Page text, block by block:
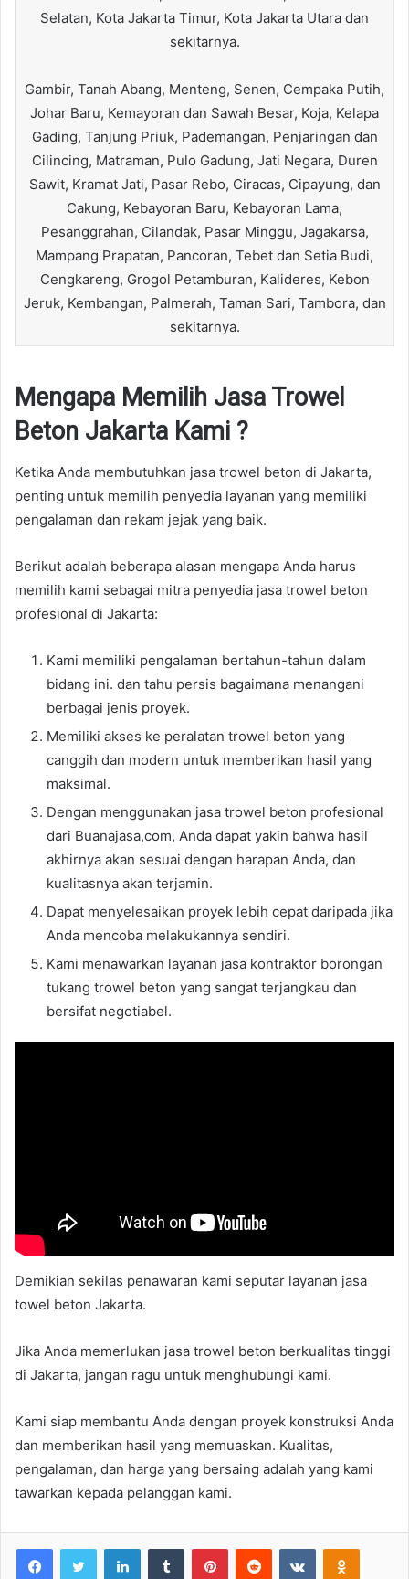
Selatan, Kota Jakarta Timur, Kota Jakarta Utara dan
sekitarnya.
Gambir, Tanah Abang, Menteng, Senen, Cempaka Putih,
Johar Baru, Kemayoran dan Sawah Besar, Koja, Kelapa
Gading, Tanjung Priuk, Pademangan, Penjaringan dan
Cilincing, Matraman, Pulo Gadung, Jati Negara, Duren
Sawit, Kramat Jati, Pasar Rebo, Ciracas, Cipayung, dan
Cakung, Kebayoran Baru, Kebayoran Lama,
Pesanggrahan, Cilandak, Pasar Minggu, Jagakarsa,
Mampang Prapatan, Pancoran, Tebet dan Setia Budi,
Cengkareng, Grogol Petamburan, Kalideres, Kebon
Jeruk, Kembangan, Palmerah, Taman Sari, Tambora, dan
sekitarnya.
Mengapa Memilih Jasa Trowel
Beton Jakarta Kami ?
Ketika Anda membutuhkan jasa trowel beton di Jakarta,
penting untuk memilih penyedia layanan yang memiliki
pengalaman dan rekam jejak yang baik.
Berikut adalah beberapa alasan mengapa Anda harus
memilih kami sebagai mitra penyedia jasa trowel beton
profesional di Jakarta:
Kami memiliki pengalaman bertahun-tahun dalam
bidang ini. dan tahu persis bagaimana menangani
berbagai jenis proyek.
Memiliki akses ke peralatan trowel beton yang
canggih dan modern untuk memberikan hasil yang
maksimal.
Dengan menggunakan jasa trowel beton profesional
dari Buanajasa,com, Anda dapat yakin bahwa hasil
akhirnya akan sesuai dengan harapan Anda, dan
kualitasnya akan terjamin.
Dapat menyelesaikan proyek lebih cepat daripada jika
Anda mencoba melakukannya sendiri.
Kami menawarkan layanan jasa kontraktor borongan
tukang trowel beton yang sangat terjangkau dan
bersifat negotiabel.
Demikian sekilas penawaran kami seputar layanan jasa
towel beton Jakarta.
Jika Anda memerlukan jasa trowel beton berkualitas tinggi
di Jakarta, jangan ragu untuk menghubungi kami.
Kami siap membantu Anda dengan proyek konstruksi Anda
dan memberikan hasil yang memuaskan. Kualitas,
pengalaman, dan harga yang bersaing adalah yang kami
tawarkan kepada pelanggan kami.
FacebookTwitter LinkedInTumblr PinterestReddit VKontakte